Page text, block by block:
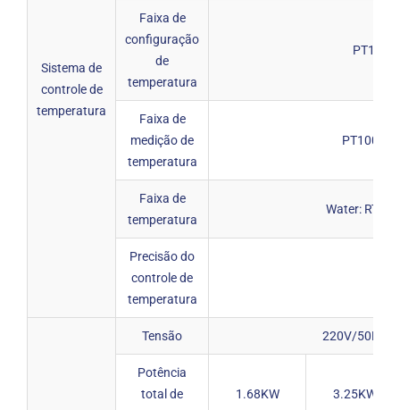
Sistema de
controle de
temperatura
Faixa de
configuração
de
temperatura
PT100:
Faixa de
medição de
temperatura
PT100: -
Faixa de
temperatura
Water: RT-
Precisão do
controle de
temperatura
Tensão 220V/50Hz
Potência
total de
1.68KW 3.25KW